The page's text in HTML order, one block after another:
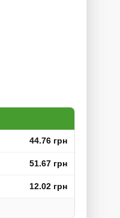
44.76 грн
51.67 грн
12.02 грн